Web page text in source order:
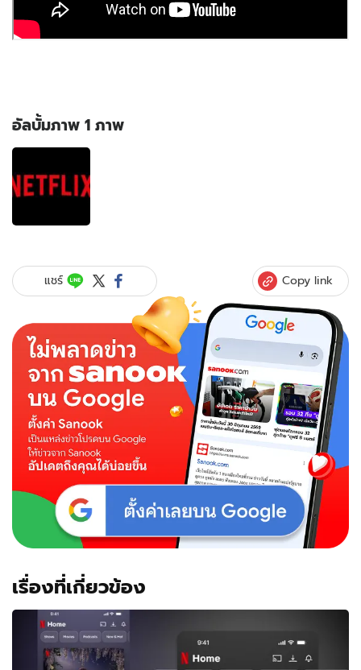
อัลบั้มภาพ 1 ภาพ
อัลบั้ม
ภาพ
1
ของ
แตก
Netflix
เอา
จริง
จัดการ
บัญชี
สาย
หาร
เริ่ม
2023
แชร์ Copy link
เรื่องที่เกี่ยวข้อง